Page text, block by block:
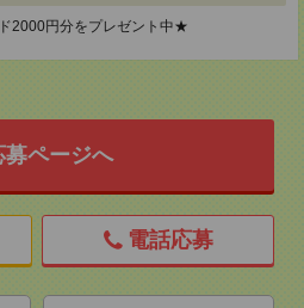
2000円分をプレゼント中★
募ページへ
電話応募